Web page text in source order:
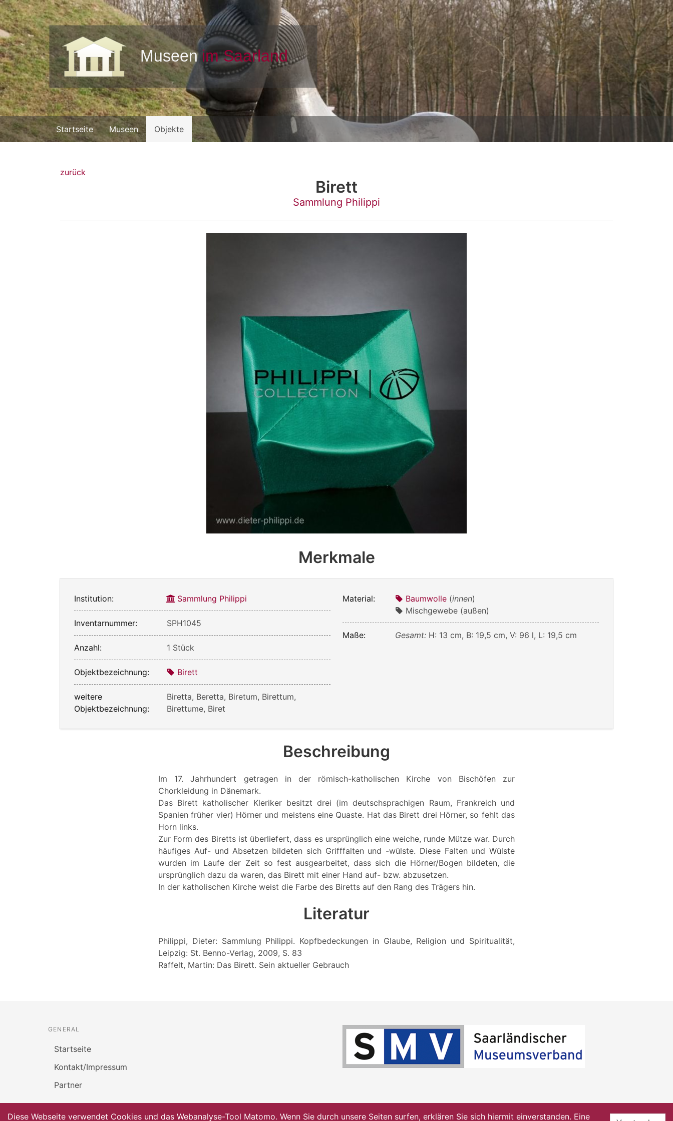
Startseite Museen Objekte
zurück
Birett
Sammlung Philippi
Merkmale
Institution: Sammlung Philippi
Inventarnummer: SPH1045
Anzahl: 1 Stück
Objektbezeichnung: Birett
weitere
Objektbezeichnung:
Biretta, Beretta, Biretum, Birettum,
Birettume, Biret
Material: Baumwolle (innen)
Mischgewebe (außen)
Maße: Gesamt: H: 13 cm, B: 19,5 cm, V: 96 l, L: 19,5 cm
Beschreibung
Im 17. Jahrhundert getragen in der römisch-katholischen Kirche von Bischöfen zur
Chorkleidung in Dänemark.
Das Birett katholischer Kleriker besitzt drei (im deutschsprachigen Raum, Frankreich und
Spanien früher vier) Hörner und meistens eine Quaste. Hat das Birett drei Hörner, so fehlt das
Horn links.
Zur Form des Biretts ist überliefert, dass es ursprünglich eine weiche, runde Mütze war. Durch
häufiges Auf- und Absetzen bildeten sich Grifffalten und -wülste. Diese Falten und Wülste
wurden im Laufe der Zeit so fest ausgearbeitet, dass sich die Hörner/Bogen bildeten, die
ursprünglich dazu da waren, das Birett mit einer Hand auf- bzw. abzusetzen.
In der katholischen Kirche weist die Farbe des Biretts auf den Rang des Trägers hin.
Literatur
Philippi, Dieter: Sammlung Philippi. Kopfbedeckungen in Glaube, Religion und Spiritualität,
Leipzig: St. Benno-Verlag, 2009, S. 83
Raffelt, Martin: Das Birett. Sein aktueller Gebrauch
GENERAL
Startseite
Kontakt/Impressum
Partner
Diese Webseite verwendet Cookies und das Webanalyse-Tool Matomo. Wenn Sie durch unsere Seiten surfen, erklären Sie sich hiermit einverstanden. Eine